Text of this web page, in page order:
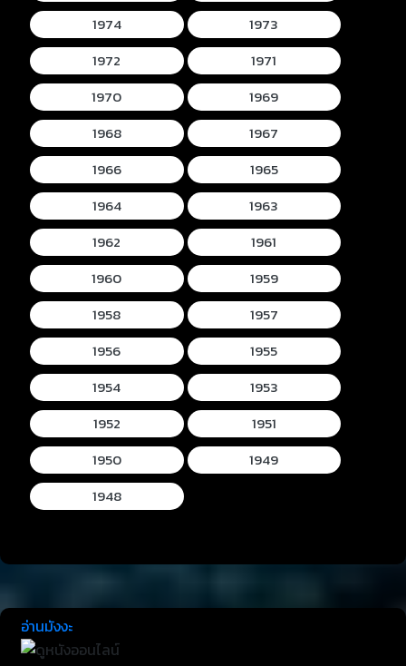
1974
1973
1972
1971
1970
1969
1968
1967
1966
1965
1964
1963
1962
1961
1960
1959
1958
1957
1956
1955
1954
1953
1952
1951
1950
1949
1948
อ่านมังงะ